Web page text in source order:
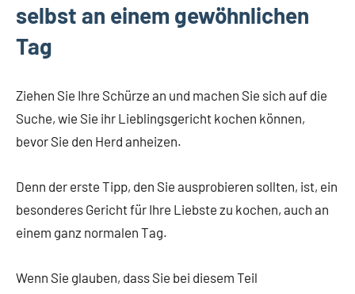
selbst an einem gewöhnlichen
Tag
Ziehen Sie Ihre Schürze an und machen Sie sich auf die
Suche, wie Sie ihr Lieblingsgericht kochen können,
bevor Sie den Herd anheizen.
Denn der erste Tipp, den Sie ausprobieren sollten, ist, ein
besonderes Gericht für Ihre Liebste zu kochen, auch an
einem ganz normalen Tag.
Wenn Sie glauben, dass Sie bei diesem Teil